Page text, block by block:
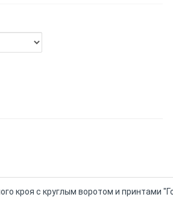
кроя с круглым воротом и